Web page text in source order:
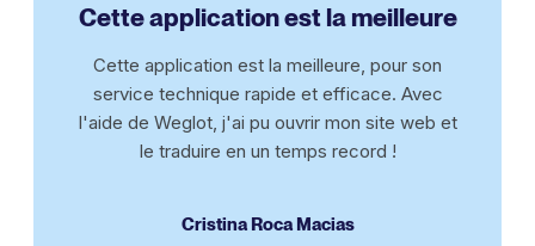
Cette application est la meilleure
Cette application est la meilleure, pour son
service technique rapide et efficace. Avec
l'aide de Weglot, j'ai pu ouvrir mon site web et
le traduire en un temps record !
Cristina Roca Macias